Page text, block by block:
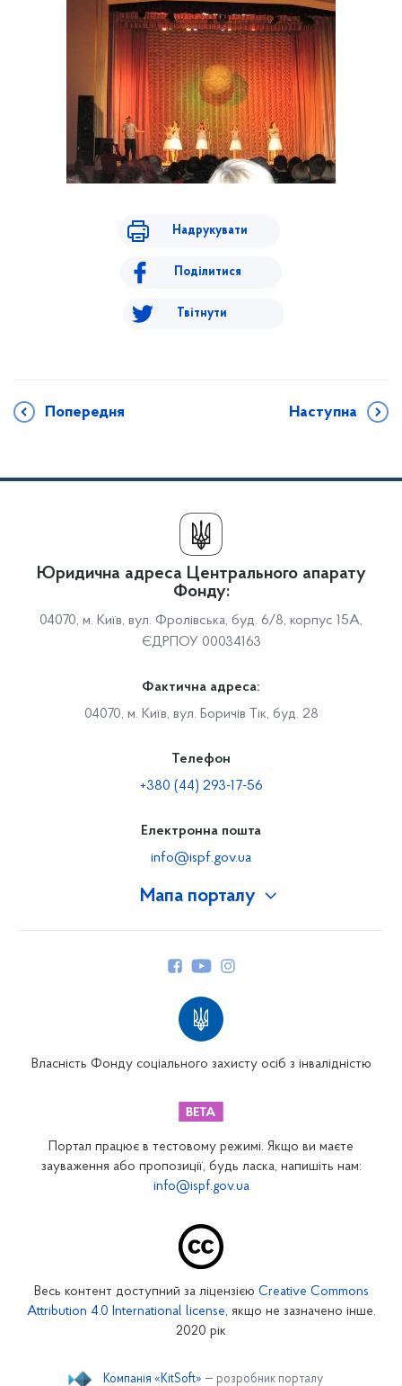
Надрукувати
Поділитися
Твітнути
Попередня Наступна
Мапа порталу
Закарпатське відділення
Запорізьке відділення
Кіровоградське відділення
Юридична адреса Центрального апарату
Фонду:
04070, м. Київ, вул. Фролівська, буд. 6/8, корпус 15А,
ЄДРПОУ 00034163
Фактична адреса:
04070, м. Київ, вул. Боричів Тік, буд. 28
Телефон
+380 (44) 293-17-56
Електронна пошта
info@ispf.gov.ua
Власність Фонду соціального захисту осіб з інвалідністю
Портал працює в тестовому режимі. Якщо ви маєте
зауваження або пропозиції, будь ласка, напишіть нам:
info@ispf.gov.ua
Весь контент доступний за ліцензією Creative Commons
Attribution 4.0 International license, якщо не зазначено інше.
2020 рік
Компанія «KitSoft» — розробник порталу